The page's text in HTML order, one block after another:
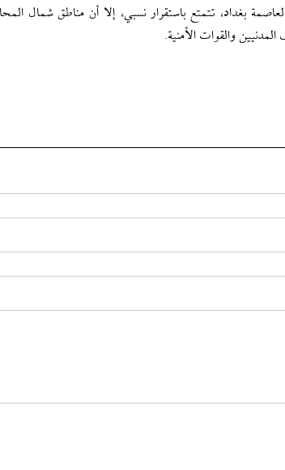
ومركزها مدينة الحلة 100 كم جنوب العاصمة بغداد، تتمتع باستقرار نسبي، إلا أن
والقوات الأمنية.